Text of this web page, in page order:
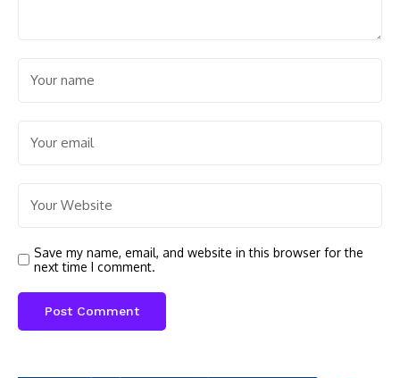
Save my name, email, and website in this browser for the
next time I comment.